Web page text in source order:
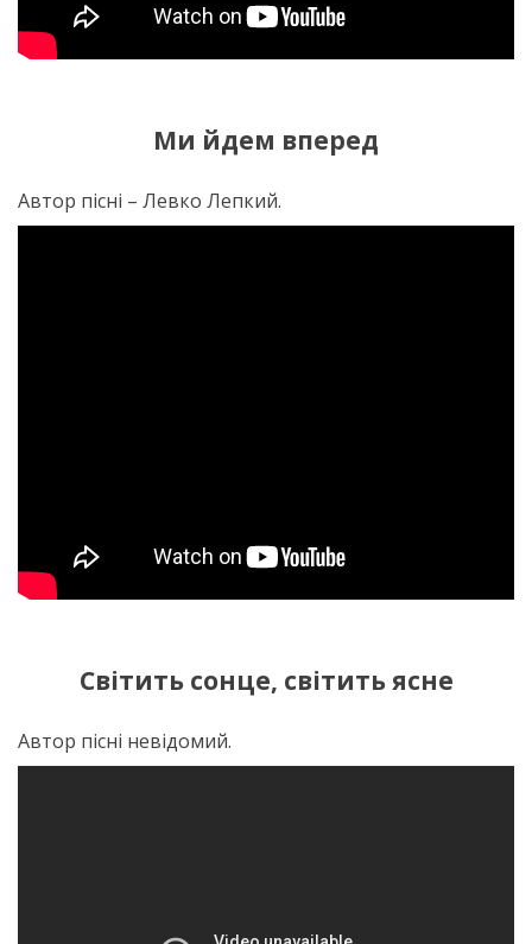
Ми йдем вперед
Автор пісні – Левко Лепкий.
Світить сонце, світить ясне
Автор пісні невідомий.